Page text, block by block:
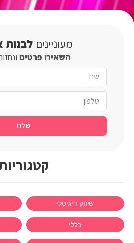
מעונייניםלבנות
השאירו פרטים
שלח
שיווק דיגיטלי
כללי